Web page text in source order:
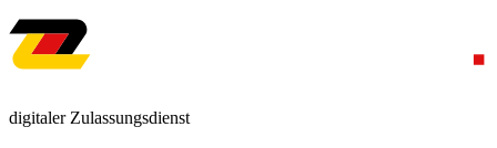
digitaler Zulassungsdienst